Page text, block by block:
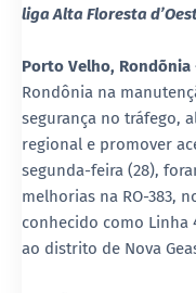
liga Alta Floresta
Porto Velho, Rondõnia
Rondônia na
segurança no tráfego,
regional e promover
segunda-feira (28),
melhorias na RO-383,
conhecido como Linha
ao distrito de Nova